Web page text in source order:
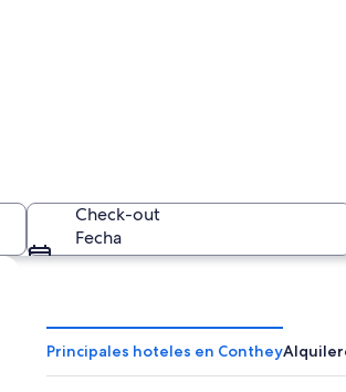
Check-out
Fecha
Principales hoteles en Conthey